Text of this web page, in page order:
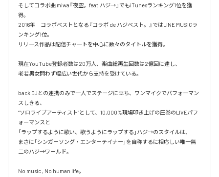
そしてコラボ曲 miwa『夜空。feat.ハジ→』でもiTunesランキング1位を獲
得。
2016年　コラボベストとなる『コラボ de ハジベスト。』ではLINE MUSICラ
ンキング1位。
リリース作品は配信チャートを中心に数々のタイトルを獲得。
現在YouTube登録者数は20万人、楽曲総再生回数は2億回に達し、
老若男女問わず幅広い世代から支持を受けている。
back DJとの連携のみで一人でステージに立ち、ワンマイクでパフォーマン
スしきる、
“ソロライブアーティスト”として、10,000%現場叩き上げの圧巻のLIVEパフ
ォーマンスと
「ラップするように歌い、歌うようにラップする」ハジ→のスタイルは、
まさに「シンガーソング・エンターテイナー」を自称するに相応しい唯一無
二のハジ→ワールド。
No music , No human life。